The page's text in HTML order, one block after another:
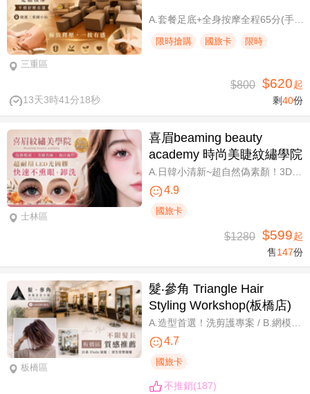
三重區
A.套餐足底+全身按摩全程65分(手技60分) / B.套餐足底+全身按摩全程95分(手技90分)
限時搶購 國旅卡 限時
13天3時41分17秒
$800 $620起
剩40份
士林區
喜眉beaming beauty
academy 時尚美睫紋繡學院
4.9
國旅卡
$1280 $599起
售147份
板橋區
髮‧參角 Triangle Hair
Styling Workshop(板橋店)
4.7
國旅卡
不推銷(187)